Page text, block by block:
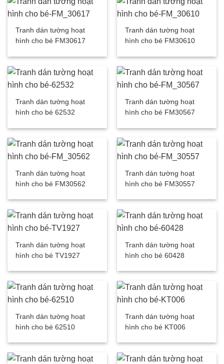
Tranh dán tường hoạt
hình cho bé FM30617
Tranh dán tường hoạt
hình cho bé FM30610
Tranh dán tường hoạt
hình cho bé 62532
Tranh dán tường hoạt
hình cho bé FM30567
Tranh dán tường hoạt
hình cho bé FM30562
Tranh dán tường hoạt
hình cho bé FM30557
Tranh dán tường hoạt
hình cho bé TV1927
Tranh dán tường hoạt
hình cho bé 60428
Tranh dán tường hoạt
hình cho bé 62510
Tranh dán tường hoạt
hình cho bé KT006